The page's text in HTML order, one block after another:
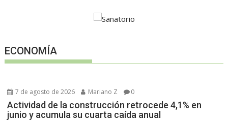
ECONOMÍA
7 de agosto de 2026 Mariano Z 0
Actividad de la construcción retrocede 4,1% en
junio y acumula su cuarta caída anual